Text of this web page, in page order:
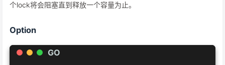
个lock将会阻塞直到释放一个容量为止。
Option
GO